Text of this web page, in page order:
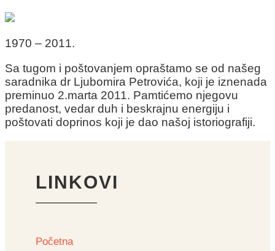
1970 – 2011.
Sa tugom i poštovanjem opraštamo se od našeg
saradnika dr Ljubomira Petrovića, koji je iznenada
preminuo 2.marta 2011. Pamtićemo njegovu
predanost, vedar duh i beskrajnu energiju i
poštovati doprinos koji je dao našoj istoriografiji.
LINKOVI
Početna